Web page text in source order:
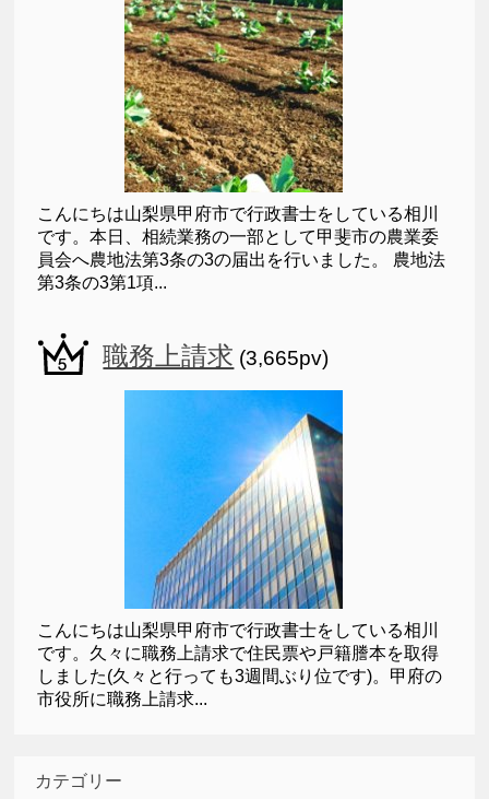
こんにちは山梨県甲府市で行政書士をしている相川
です。本日、相続業務の一部として甲斐市の農業委
員会へ農地法第3条の3の届出を行いました。 農地法
第3条の3第1項...
職務上請求 (3,665pv)
こんにちは山梨県甲府市で行政書士をしている相川
です。久々に職務上請求で住民票や戸籍謄本を取得
しました(久々と行っても3週間ぶり位です)。甲府の
市役所に職務上請求...
カテゴリー